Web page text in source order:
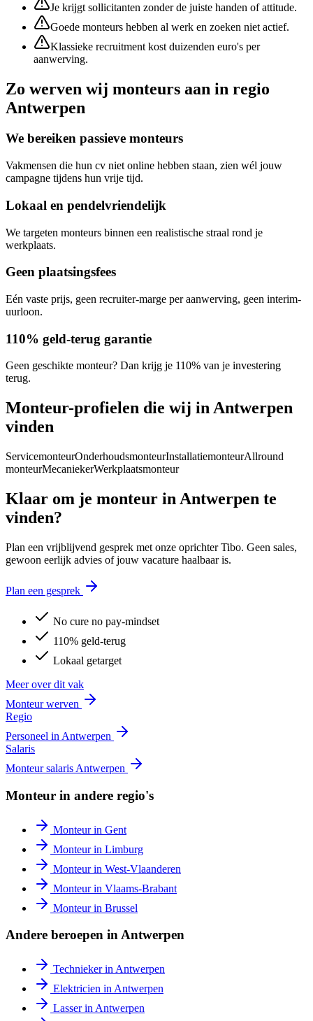
Je krijgt sollicitanten zonder de juiste handen of attitude.
Goede monteurs hebben al werk en zoeken niet actief.
Klassieke recruitment kost duizenden euro's per
aanwerving.
Zo werven wij monteurs aan in regio
Antwerpen
We bereiken passieve monteurs
Vakmensen die hun cv niet online hebben staan, zien wél jouw
campagne tijdens hun vrije tijd.
Lokaal en pendelvriendelijk
We targeten monteurs binnen een realistische straal rond je
werkplaats.
Geen plaatsingsfees
Eén vaste prijs, geen recruiter-marge per aanwerving, geen interim-
uurloon.
110% geld-terug garantie
Geen geschikte monteur? Dan krijg je 110% van je investering
terug.
Monteur-profielen die wij inAntwerpen
vinden
ServicemonteurOnderhoudsmonteurInstallatiemonteurAllround
monteurMecaniekerWerkplaatsmonteur
Klaar om je monteur in Antwerpen te
vinden?
Plan een vrijblijvend gesprek met onze oprichter Tibo. Geen sales,
gewoon eerlijk advies of jouw vacature haalbaar is.
Plan een gesprek
No cure no pay-mindset
110% geld-terug
Lokaal getarget
Meer over dit vak
Monteurwerven
Regio
Personeel in Antwerpen
Salaris
Monteursalaris Antwerpen
Monteur in andere regio's
Monteurin Gent
Monteurin Limburg
Monteurin West-Vlaanderen
Monteurin Vlaams-Brabant
Monteurin Brussel
Andere beroepen inAntwerpen
Techniekerin Antwerpen
Elektricien in Antwerpen
Lasserin Antwerpen